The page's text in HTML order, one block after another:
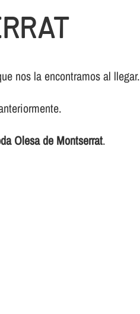
nos la encontramos al llegar.
Olesa de Montserrat.